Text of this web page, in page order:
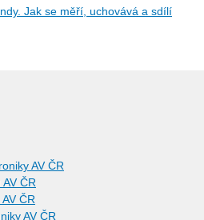
Jak se měří, uchovává a sdílí
AV ČR
ČR
ČR
AV ČR